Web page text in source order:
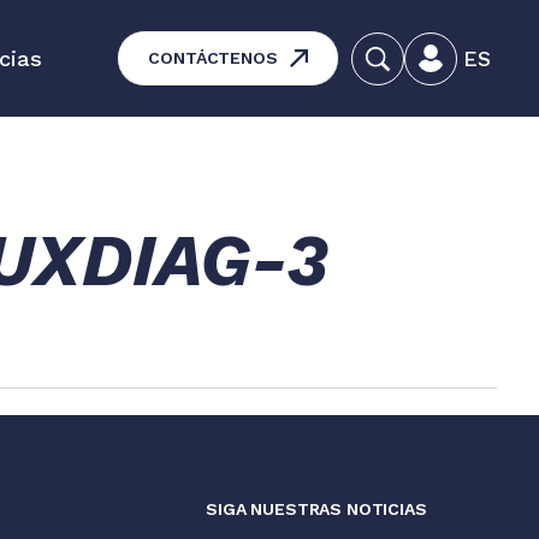
- Mantenimiento de
productos
CONTÁCTENOS ES
3
SIGA NUESTRAS NOTICIAS